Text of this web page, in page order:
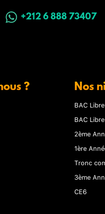
+212 6 888 73407
? Nos
BAC
BAC
2ème
1ère
Tronc
3ème
CE6